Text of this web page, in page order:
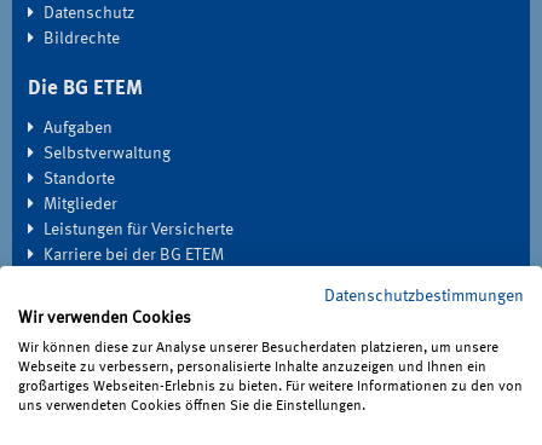
Datenschutz
Bildrechte
Die BG ETEM
Aufgaben
Selbstverwaltung
Standorte
Mitglieder
Leistungen für Versicherte
Karriere bei der BG ETEM
Medien
Haben Sie Fragen?
Datenschutzbestimmungen
Wir verwenden Cookies
Wir können diese zur Analyse unserer Besucherdaten platzieren, um unsere
Webseite zu verbessern, personalisierte Inhalte anzuzeigen und Ihnen ein
großartiges Webseiten-Erlebnis zu bieten. Für weitere Informationen zu den von
uns verwendeten Cookies öffnen Sie die Einstellungen.